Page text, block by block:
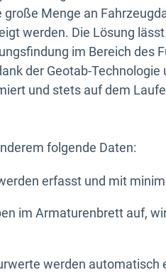
große Menge an
werden. Die Lösung
im Bereich des
der Geotab-Technologie
und stets auf dem
folgende Daten:
erfasst und mit
im Armaturenbrett auf,
werden automatisch